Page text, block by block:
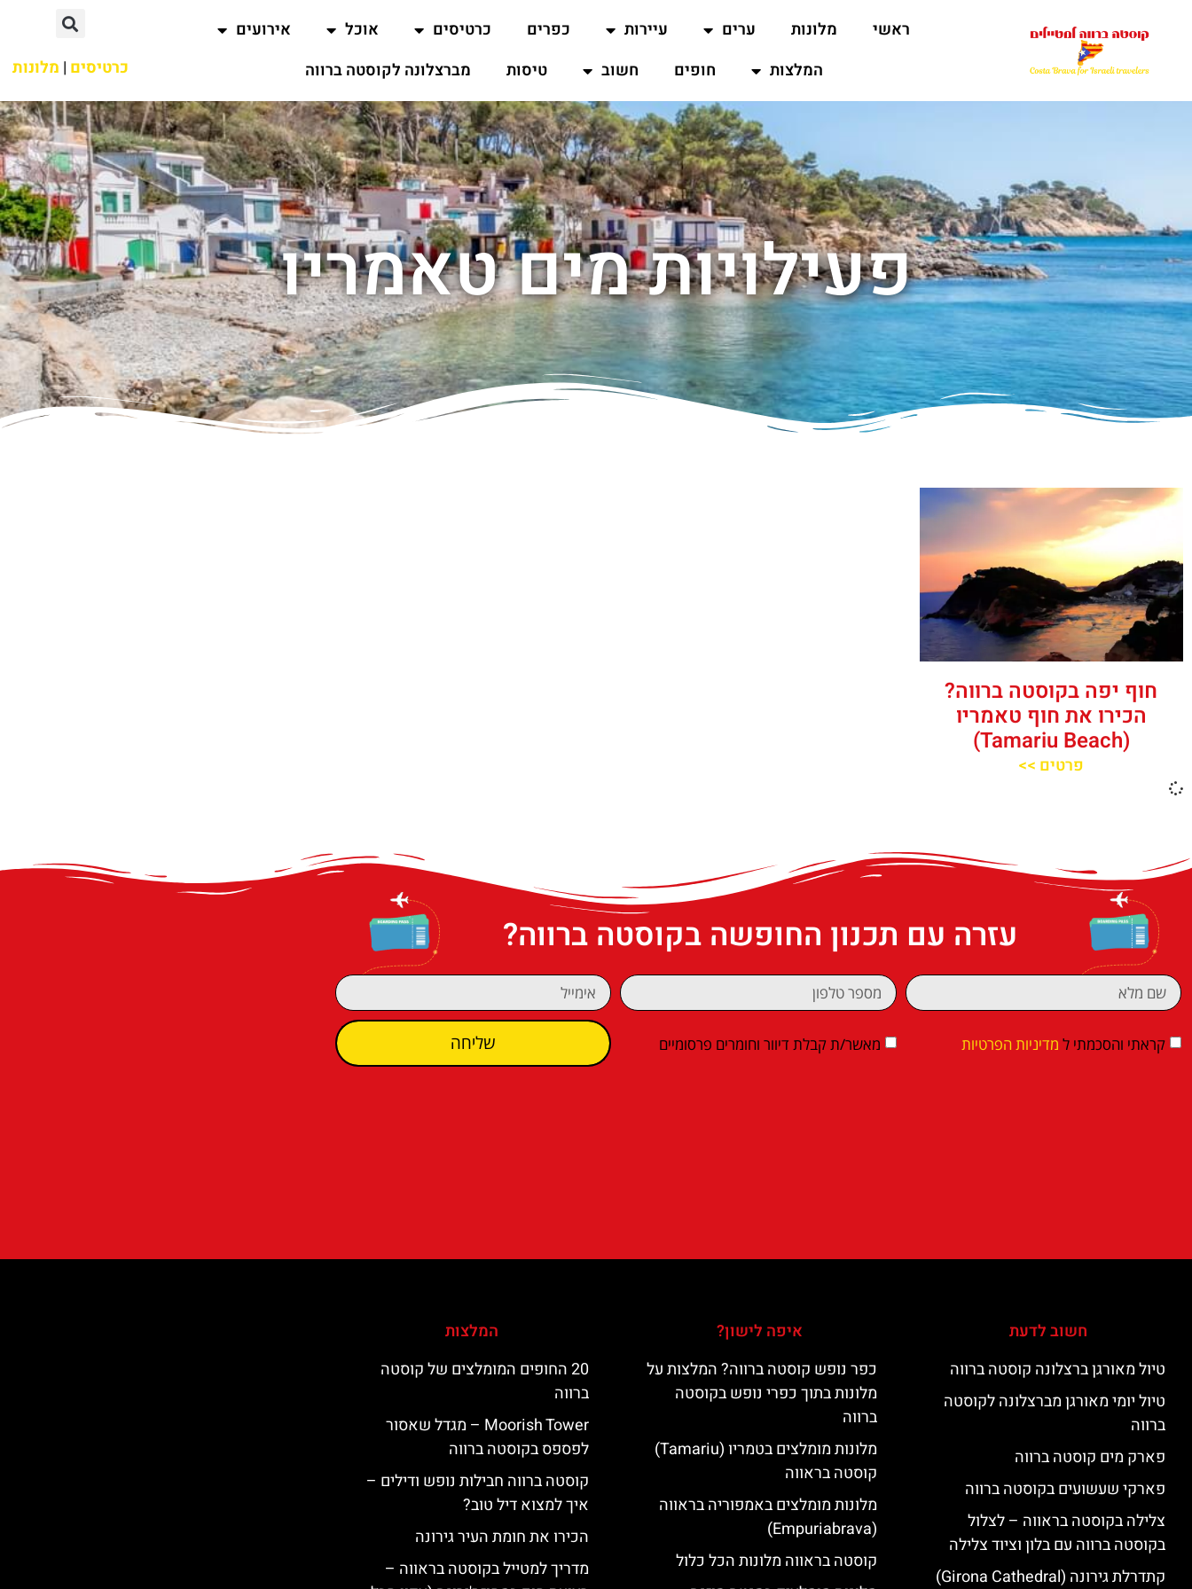
ראשי מלונות ערים עיירות כפרים כרטיסים אוכל
אירועים
המלצות
חופים חשוב טיסות מברצלונה לקוסטה ברווה כרטיסים | מלונות
פעילויות מים טאמריו
חוף יפה בקוסטה ברווה?
הכירו את חוף טאמריו
(Tamariu Beach)
פרטים >>
עזרה עם תכנון החופשה בקוסטה ברווה?
קראתי והסכמתי ל מדיניות הפרטיות מאשר/ת קבלת דיוור וחומרים פרסומיים שליחה
חשוב לדעת
טיול מאורגן ברצלונה קוסטה ברווה
טיול יומי מאורגן מברצלונה לקוסטה
ברווה
פארק מים קוסטה ברווה
פארקי שעשועים בקוסטה ברווה
צלילה בקוסטה בראווה – לצלול
בקוסטה ברווה עם בלון וציוד צלילה
קתדרלת גירונה (Girona Cathedral)
איפה לישון?
כפר נופש קוסטה ברווה? המלצות על
מלונות בתוך כפרי נופש בקוסטה
ברווה
מלונות מומלצים בטמריו (Tamariu)
קוסטה בראווה
מלונות מומלצים באמפוריה בראווה
(Empuriabrava)
קוסטה בראווה מלונות הכל כלול
המלצות
20 החופים המומלצים של קוסטה
ברווה
‪‪Moorish Tower‬‬ – מגדל שאסור
לפספס בקוסטה ברווה
קוסטה ברווה חבילות נופש ודילים –
איך למצוא דיל טוב?
הכירו את חומת העיר גירונה
מדריך למטייל בקוסטה בראווה –